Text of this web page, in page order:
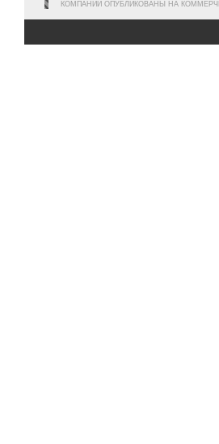
КОМПАНИЙ ОПУБЛИКОВАНЫ НА